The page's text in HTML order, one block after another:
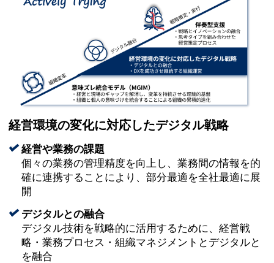
経営環境の変化に対応したデジタル戦略
経営や業務の課題
個々の業務の管理精度を向上し、業務間の情報を的
確に連携することにより、部分最適を全社最適に展
開
デジタルとの融合
デジタル技術を戦略的に活用するために、経営戦
略・業務プロセス・組織マネジメントとデジタルと
を融合